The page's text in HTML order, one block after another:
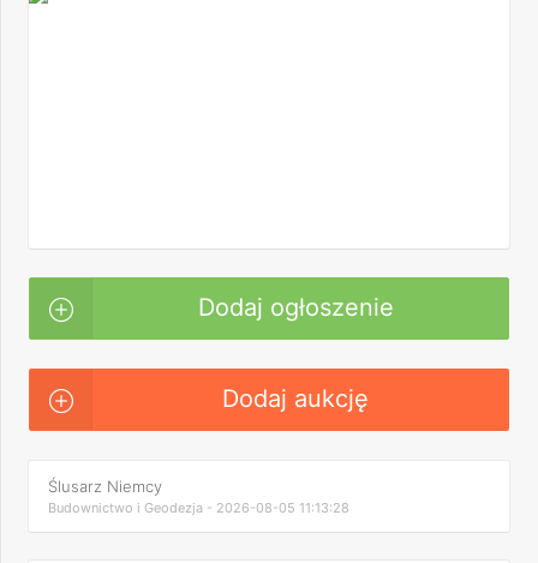
Dodaj ogłoszenie
Dodaj aukcję
Ślusarz Niemcy
Budownictwo i Geodezja - 2026-08-05 11:13:28